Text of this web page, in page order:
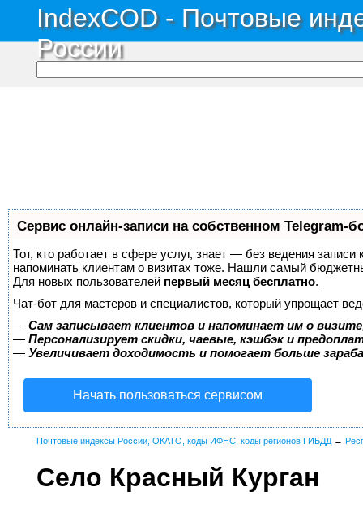
IndexCOD - Почтовые
России
Сервис онлайн-записи на собственном Telegram-
Тот, кто работает в сфере услуг, знает — без ведения
напоминать клиентам о визитах тоже. Нашли самый
Для новых пользователей первый месяц бесплатно.
Чат-бот для мастеров и специалистов, который упрощает
— Сам записывает клиентов и напоминает им о
— Персонализирует скидки, чаевые, кэшбэк и
— Увеличивает доходимость и помогает больше
Начать пользоваться сервисом
Почтовые индексы России, ОКАТО, коды ИФНС, коды регионов ГИБДД →
Село Красный Курган